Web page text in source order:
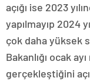
açığı ise 2023
yapılmayıp 2024
çok daha yüksek
Bakanlığı ocak
gerçekleştiğini